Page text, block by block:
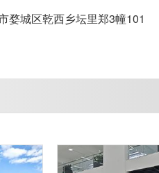
婺城区乾西乡坛里郑3幢101